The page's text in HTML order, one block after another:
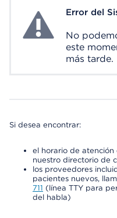
System ErrorError del
No
este
más tarde.
Si desea encontrar:
el horario de
nuestro directorio de
los proveedores
pacientes nuevos,
711 (línea TTY para
del habla)